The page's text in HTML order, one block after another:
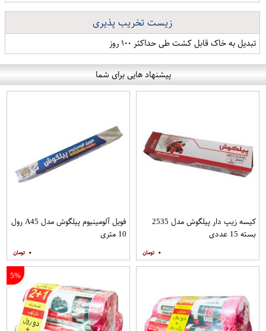
زیست تخریب پذیری
تبدیل به خاک قابل کشت طی حداکثر ۱۰۰ روز
پیشنهاد هایی برای شما
کیسه زیپ دار پیلگوش مدل 2535
بسته 15 عددی
۰
فویل آلومینیوم پیلگوش مدل A45 رول
10 متری
۰
5%